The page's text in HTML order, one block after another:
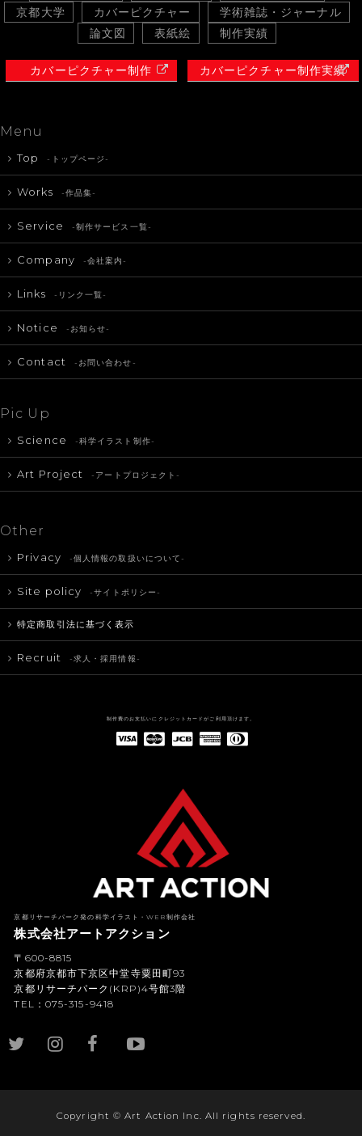
京都大学
カバーピクチャー
学術雑誌・ジャーナル
論文図
表紙絵 制作実績
カバーピクチャー制作 カバーピクチャー制作実績
Menu
Top -トップページ-
Works -作品集-
Service -制作サービス一覧-
Company -会社案内-
Links -リンク一覧-
Notice -お知らせ-
Contact -お問い合わせ-
Pic Up
Science -科学イラスト制作-
Art Project -アートプロジェクト-
Other
Privacy -個人情報の取扱いについて-
Site policy -サイトポリシー-
特定商取引法に基づく表示
Recruit -求人・採用情報-
制作費のお支払いにクレジットカードがご利用頂けます。
京都リサーチパーク発の科学イラスト・WEB制作会社
株式会社アートアクション
〒600-8815
京都府京都市下京区中堂寺粟田町93
京都リサーチパーク(KRP)4号館3階
TEL：075-315-9418
Copyright © Art Action Inc. All rights reserved.